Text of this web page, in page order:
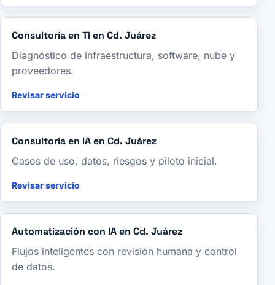
Consultoría en TI en Cd. Juárez
Diagnóstico de infraestructura, software, nube y
proveedores.
Revisar servicio
Consultoría en IA en Cd. Juárez
Casos de uso, datos, riesgos y piloto inicial.
Revisar servicio
Automatización con IA en Cd. Juárez
Flujos inteligentes con revisión humana y control
de datos.